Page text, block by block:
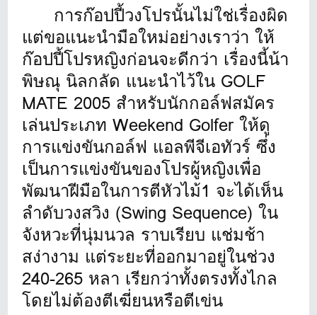
การก๊อปปี้วงโปรนั้นไม่ใช่เรื่องผิด
แต่ขอแนะนำมือใหม่อย่างเราว่า ให้
ก๊อปปี้โปรหญิงก่อนจะดีกว่า เรื่องนี้น้า
พิษณุ นิลกลัด แนะนำไว้ใน GOLF
MATE 2005 สำหรับนักกอล์ฟสมัคร
เล่นประเภท Weekend Golfer ให้ดู
การแข่งขันกอล์ฟ แอลพีจีเอทัวร์ ซึ่ง
เป็นการแข่งขันของโปรผู้หญิงเพื่อ
พัฒนาฝีมือในการตีหัวไม้1 จะได้เห็น
ลำดับวงสวิง (Swing Sequence) ใน
จังหวะที่นุ่มนวล ราบเรียบ แช่มช้า
สง่างาม แต่ระยะที่ออกมาอยู่ในช่วง
240-265 หลา เรียกว่าทั้งตรงทั้งไกล
โดยไม่ต้องตีเฆี่ยนหรือตีเข่น